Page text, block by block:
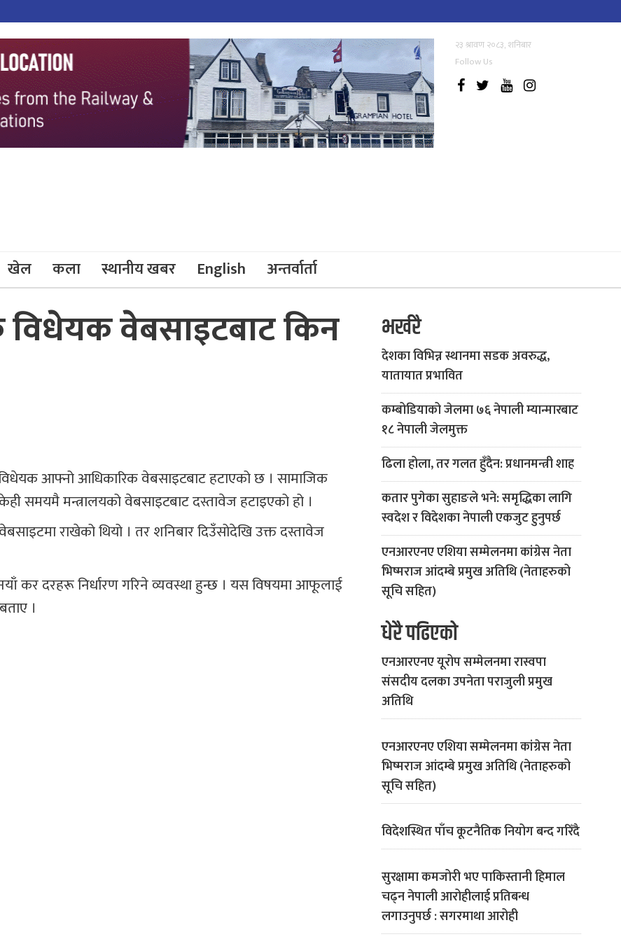
२३ श्रावण २०८३, शनिबार
Follow Us
खेल कला स्थानीय खबर English अन्तर्वार्ता
विधेयक वेबसाइटबाट किन
आफ्नो आधिकारिक वेबसाइटबाट हटाएको छ । सामाजिक
समयमै मन्त्रालयको वेबसाइटबाट दस्तावेज हटाइएको हो ।
राखेको थियो । तर शनिबार दिउँसोदेखि उक्त दस्तावेज
कर दरहरू निर्धारण गरिने व्यवस्था हुन्छ । यस विषयमा आफूलाई
।
भर्खरै
देशका विभिन्न स्थानमा सडक अवरुद्ध,
यातायात प्रभावित
कम्बोडियाको जेलमा ७६ नेपाली म्यान्मारबाट
१८ नेपाली जेलमुक्त
ढिला होला, तर गलत हुँदैन: प्रधानमन्त्री शाह
कतार पुगेका सुहाङले भने: समृद्धिका लागि
स्वदेश र विदेशका नेपाली एकजुट हुनुपर्छ
एनआरएनए एशिया सम्मेलनमा कांग्रेस नेता
भिष्मराज आंदम्बे प्रमुख अतिथि (नेताहरुको
सूचि सहित)
धेरै पढिएको
एनआरएनए यूरोप सम्मेलनमा रास्वपा
संसदीय दलका उपनेता पराजुली प्रमुख
अतिथि
एनआरएनए एशिया सम्मेलनमा कांग्रेस नेता
भिष्मराज आंदम्बे प्रमुख अतिथि (नेताहरुको
सूचि सहित)
विदेशस्थित पाँच कूटनैतिक नियोग बन्द गरिँदै
सुरक्षामा कमजोरी भए पाकिस्तानी हिमाल
चढ्न नेपाली आरोहीलाई प्रतिबन्ध
लगाउनुपर्छ : सगरमाथा आरोही